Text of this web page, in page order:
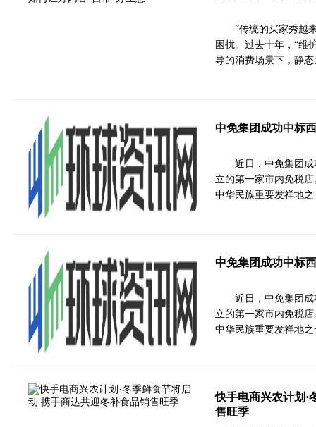
“传统的买家秀越
困扰。过去十年，“维
导的消费场景下，静
中免集团成功中标
近日，中免集团
立的第一家市内免税
中华民族重要发祥地
中免集团成功中标
近日，中免集团
立的第一家市内免税
中华民族重要发祥地
快手电商兴农计划·
售旺季